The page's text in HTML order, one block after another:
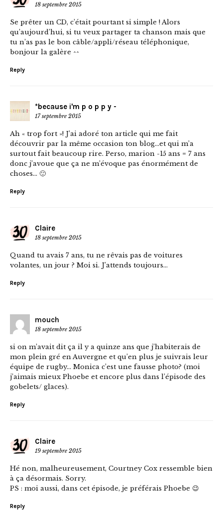
18 septembre 2015
Se prêter un CD, c’était pourtant si simple ! Alors
qu’aujourd’hui, si tu veux partager ta chanson mais que
tu n’as pas le bon câble/appli/réseau téléphonique,
bonjour la galère ^^
Reply
*because i'm p o p p y -
17 septembre 2015
Ah « trop fort »! J’ai adoré ton article qui me fait
découvrir par la même occasion ton blog…et qui m’a
surtout fait beaucoup rire. Perso, marion -15 ans = 7 ans
donc j’avoue que ça ne m’évoque pas énormément de
choses… 🙂
Reply
Claire
18 septembre 2015
Quand tu avais 7 ans, tu ne rêvais pas de voitures
volantes, un jour ? Moi si. J’attends toujours…
Reply
mouch
18 septembre 2015
si on m’avait dit ça il y a quinze ans que j’habiterais de
mon plein gré en Auvergne et qu’en plus je suivrais leur
équipe de rugby… Monica c’est une fausse photo? (moi
j’aimais mieux Phoebe et encore plus dans l’épisode des
gobelets/ glaces).
Reply
Claire
19 septembre 2015
Hé non, malheureusement, Courtney Cox ressemble bien
à ça désormais. Sorry.
PS : moi aussi, dans cet épisode, je préférais Phoebe 😉
Reply